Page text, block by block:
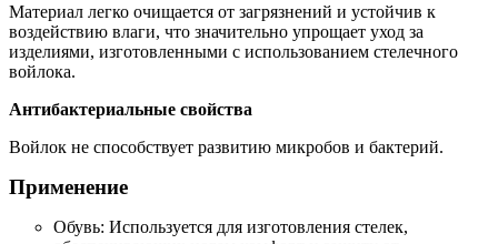
Материал легко очищается от загрязнений и устойчив к
воздействию влаги, что значительно упрощает уход за
изделиями, изготовленными с использованием стелечного
войлока.
Антибактериальные свойства
Войлок не способствует развитию микробов и бактерий.
Применение
Обувь: Используется для изготовления стелек,